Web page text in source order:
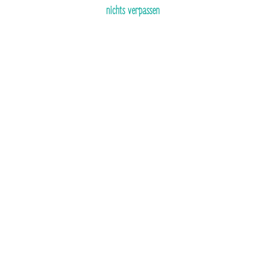
nichts verpassen